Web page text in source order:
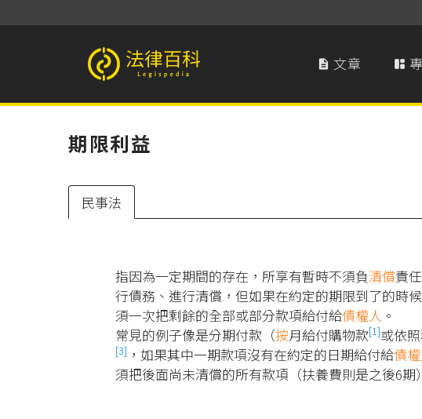
法律百科 Legispedia  文章 
期限利益
民事法
指因為一定期間的存在，所享有暫時不須負清償責
行債務、進行清償，但如果在約定的期限到了的時
須一次把剩餘的全部或部分款項給付給債權人 。
常見的例子像是分期付款（按月給付購物款[1]或依
[3] ，如果其中一期款項沒有在約定的日期給付給債權
須把後面尚未清償的所有款項（扶養費則是之後6